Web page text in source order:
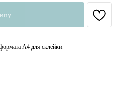
А4 для склейки